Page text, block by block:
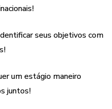
seus objetivos com
um estágio maneiro
juntos!